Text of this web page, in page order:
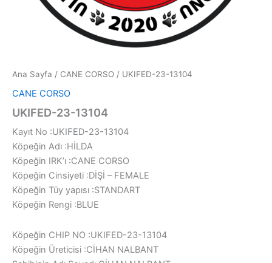
Ana Sayfa / CANE CORSO / UKIFED-23-13104
CANE CORSO
UKIFED-23-13104
Kayıt No :UKIFED-23-13104
Köpeğin Adı :HİLDA
Köpeğin IRK’ı :CANE CORSO
Köpeğin Cinsiyeti :DİŞİ – FEMALE
Köpeğin Tüy yapısı :STANDART
Köpeğin Rengi :BLUE
Köpeğin CHIP NO :UKIFED-23-13104
Köpeğin Üreticisi :CİHAN NALBANT